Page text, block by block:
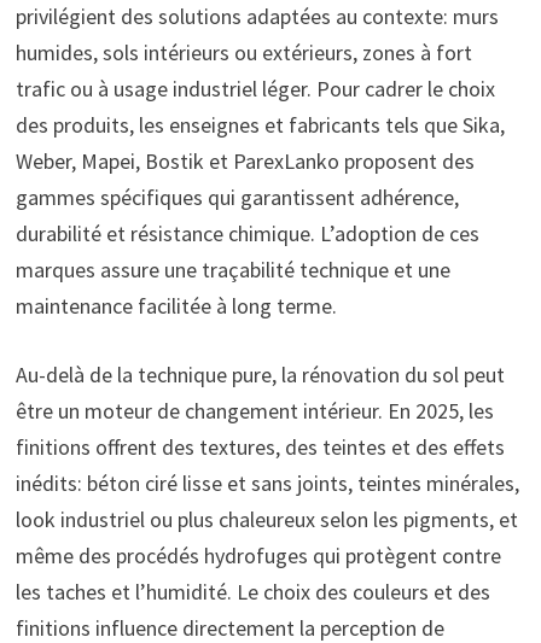
privilégient des solutions adaptées au contexte: murs
humides, sols intérieurs ou extérieurs, zones à fort
trafic ou à usage industriel léger. Pour cadrer le choix
des produits, les enseignes et fabricants tels que Sika,
Weber, Mapei, Bostik et ParexLanko proposent des
gammes spécifiques qui garantissent adhérence,
durabilité et résistance chimique. L’adoption de ces
marques assure une traçabilité technique et une
maintenance facilitée à long terme.
Au-delà de la technique pure, la rénovation du sol peut
être un moteur de changement intérieur. En 2025, les
finitions offrent des textures, des teintes et des effets
inédits: béton ciré lisse et sans joints, teintes minérales,
look industriel ou plus chaleureux selon les pigments, et
même des procédés hydrofuges qui protègent contre
les taches et l’humidité. Le choix des couleurs et des
finitions influence directement la perception de